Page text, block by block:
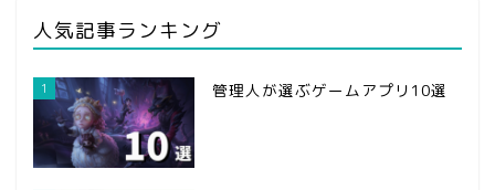
人気記事ランキング
1 管理人が選ぶゲームアプリ10選